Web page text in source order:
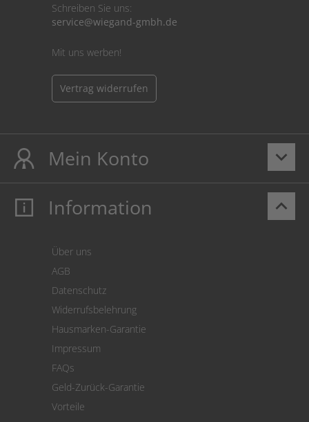
Schreiben Sie uns:
service@wiegand-gmbh.de
Mit uns werben!
Vertrag widerrufen
keyboard_arrow_down
Mein Konto
Mein Konto
Cookie Einstellungen
keyboard_arrow_up
Information
Über uns
AGB
Datenschutz
Widerrufsbelehrung
Hausmarken-Garantie
Impressum
FAQs
Geld-Zurück-Garantie
Vorteile